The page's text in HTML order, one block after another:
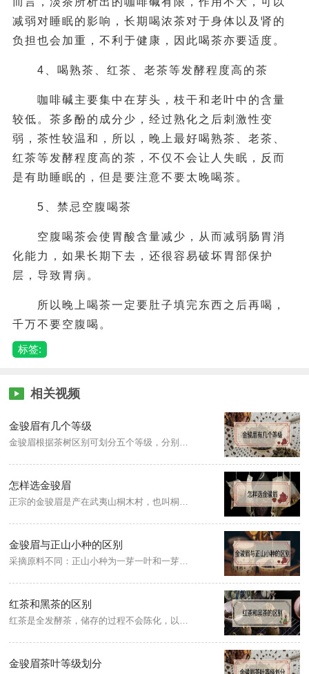
减弱对睡眠的影响，长期喝浓茶对于身体以及肾的
负担也会加重，不利于健康，因此喝茶亦要适度。
4、喝熟茶、红茶、老茶等发酵程度高的茶
咖啡碱主要集中在芽头，枝干和老叶中的含量
较低。茶多酚的成分少，经过熟化之后刺激性变
弱，茶性较温和，所以，晚上最好喝熟茶、老茶、
红茶等发酵程度高的茶，不仅不会让人失眠，反而
是有助睡眠的，但是要注意不要太晚喝茶。
5、禁忌空腹喝茶
空腹喝茶会使胃酸含量减少，从而减弱肠胃消
化能力，如果长期下去，还很容易破坏胃部保护
层，导致胃病。
所以晚上喝茶一定要肚子填完东西之后再喝，
千万不要空腹喝。
标签:
相关视频
金骏眉有几个等级
金骏眉根据茶树区别可划分五个等级，分别为特级、一级、二级、三级、四级，每个等级的品质各不相同。特级金骏眉条索壮实紧结，色泽乌黑油润，桂圆干香或松烟香明显；一级金骏眉的条索尚壮实，汤色橙黄尚亮；二级金骏眉条索略显粗实，汤色橙黄欠亮；三级金骏眉条索粗松，汤色暗红；四级金骏眉色泽乌黑有光泽，金色毫毛较多。
怎样选金骏眉
正宗的金骏眉是产在武夷山桐木村，也叫桐木关，金骏眉条索紧结，色泽滑润，冲泡后茶汤色泽金黄透亮，呈琥珀色，香气呈复合型花果香，清高持久，滋味醇和，不苦不涩，多次冲泡仍能保持原味，挺拔的茶芽。金骏眉质量差芽头细小，较多茶梗，冲泡后色泽呈古铜色，香气低，红薯味重，含有杂味，滋味淡薄，叶底发散并有大量碎末。
金骏眉与正山小种的区别
采摘原料不同：正山小种为一芽一叶和一芽两叶，而金骏眉为鲜嫩芽头；工艺不同：金骏眉只在萎调时进行小部分烟熏，而正山小种在萎调和烘焙中使用松柴进行烟熏；味道也不同：正山小种呈现松烟味、桂圆香，而金骏眉则味道清淡香气更浓郁。
红茶和黑茶的区别
红茶是全发酵茶，储存的过程不会陈化，以茶树的新芽叶为原料，原产地在福建武夷山，其干茶冲泡后的茶汤和叶底色呈红色，而黑茶是后发酵茶，具有越陈越香特点，采用的黑毛茶，原料成熟度较高，是压制紧压茶的主要原料，主产于湖南、陕西、湖北、四川、云南、广西等，因其成品茶的外观呈黑色。
金骏眉茶叶等级划分